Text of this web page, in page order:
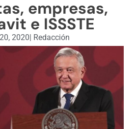
empresas,
e ISSSTE
2020| Redacción